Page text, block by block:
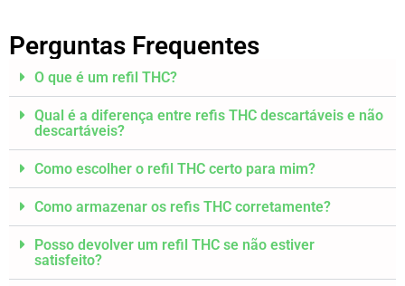
Perguntas Frequentes
O que é um refil THC?
Qual é a diferença entre refis THC descartáveis e não
descartáveis?
Como escolher o refil THC certo para mim?
Como armazenar os refis THC corretamente?
Posso devolver um refil THC se não estiver
satisfeito?